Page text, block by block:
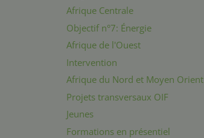
Afrique Centrale
Objectif n°7: Énergie
Afrique de l'Ouest
Intervention
Afrique du Nord et Moyen Orient
Projets transversaux OIF
Jeunes
Formations en présentiel